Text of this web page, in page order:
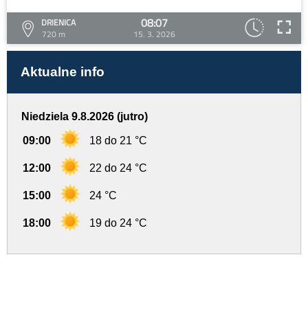
DRIENICA
720 m
08:07
15. 3. 2026
Aktualne info
Niedziela 9.8.2026 (jutro)
09:00 18 do 21 °C
12:00 22 do 24 °C
15:00 24 °C
18:00 19 do 24 °C